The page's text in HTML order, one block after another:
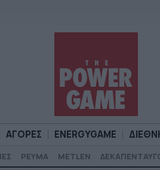
ΑΓΟΡΕΣ ENERGYGAME
ΡΕΥΜΑ METLEN